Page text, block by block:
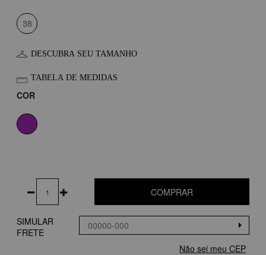
38
DESCUBRA SEU TAMANHO
TABELA DE MEDIDAS
COR
COMPRAR
SIMULAR
FRETE
Não sei meu CEP